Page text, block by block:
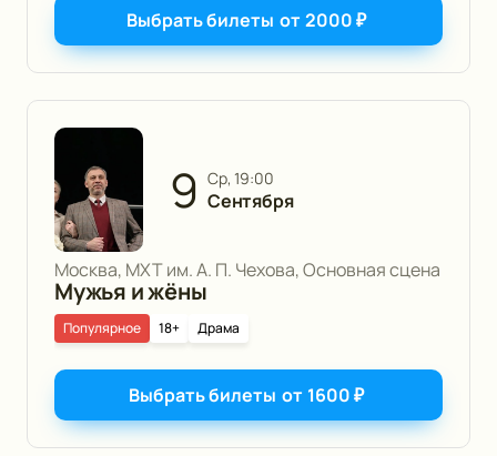
Выбрать билеты от2000₽
9 ср, 19:00
Сентября
Москва, МХТ им. А. П. Чехова, Основная сцена
Мужья и жёны
18+ Драма
Популярное
Выбрать билеты от 1600₽